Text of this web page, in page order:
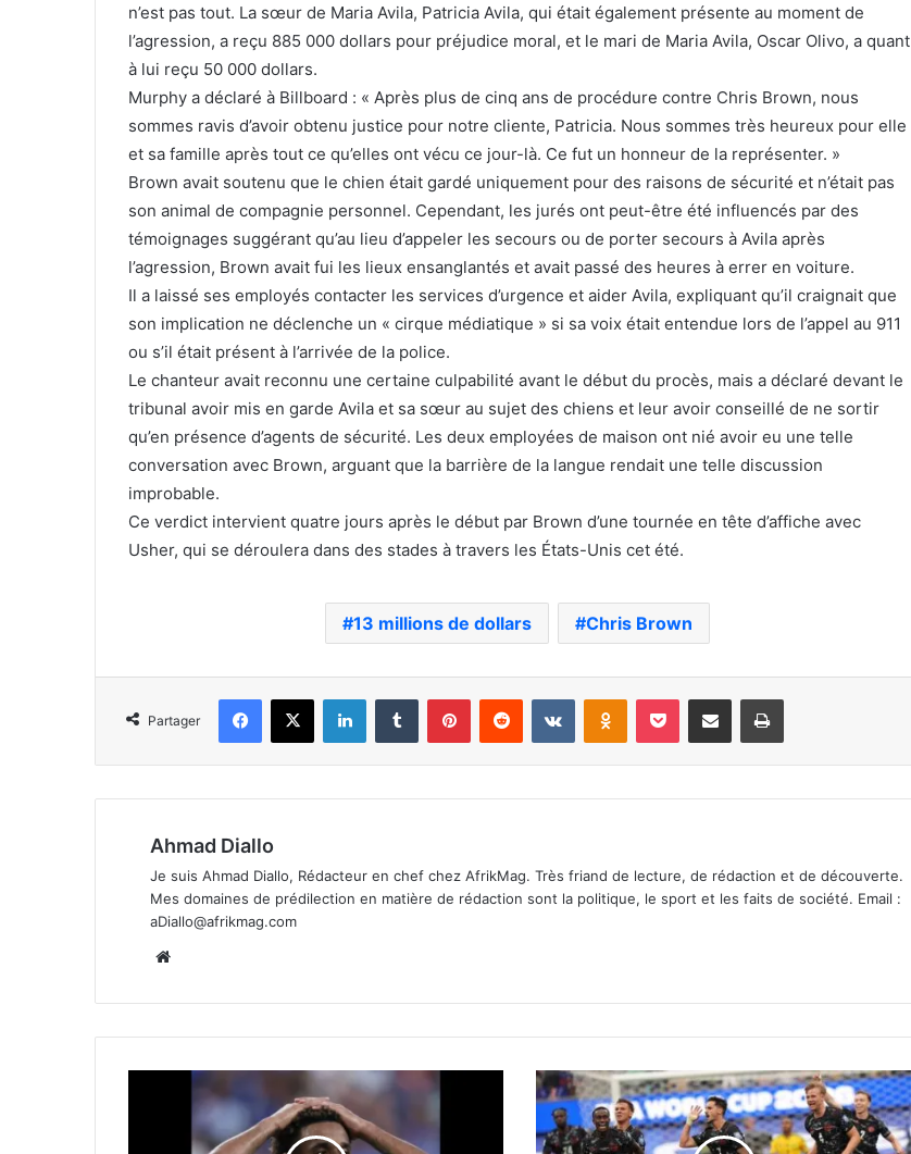
n’est pas tout. La sœur de Maria Avila, Patricia Avila, qui était également présente au moment de
l’agression, a reçu 885 000 dollars pour préjudice moral, et le mari de Maria Avila, Oscar Olivo, a quant
à lui reçu 50 000 dollars.
Murphy a déclaré à Billboard : « Après plus de cinq ans de procédure contre Chris Brown, nous
sommes ravis d’avoir obtenu justice pour notre cliente, Patricia. Nous sommes très heureux pour elle
et sa famille après tout ce qu’elles ont vécu ce jour-là. Ce fut un honneur de la représenter. »
Brown avait soutenu que le chien était gardé uniquement pour des raisons de sécurité et n’était pas
son animal de compagnie personnel. Cependant, les jurés ont peut-être été influencés par des
témoignages suggérant qu’au lieu d’appeler les secours ou de porter secours à Avila après
l’agression, Brown avait fui les lieux ensanglantés et avait passé des heures à errer en voiture.
Il a laissé ses employés contacter les services d’urgence et aider Avila, expliquant qu’il craignait que
son implication ne déclenche un « cirque médiatique » si sa voix était entendue lors de l’appel au 911
ou s’il était présent à l’arrivée de la police.
Le chanteur avait reconnu une certaine culpabilité avant le début du procès, mais a déclaré devant le
tribunal avoir mis en garde Avila et sa sœur au sujet des chiens et leur avoir conseillé de ne sortir
qu’en présence d’agents de sécurité. Les deux employées de maison ont nié avoir eu une telle
conversation avec Brown, arguant que la barrière de la langue rendait une telle discussion
improbable.
Ce verdict intervient quatre jours après le début par Brown d’une tournée en tête d’affiche avec
Usher, qui se déroulera dans des stades à travers les États-Unis cet été.
13 millions de dollars Chris Brown
Partager
Facebook
X LinkedinTumblr PinterestReddit VKontakteOdnoklassniki
Pocket Partager par email Imprimer
Ahmad Diallo
Je suis Ahmad Diallo, Rédacteur en chef chez AfrikMag. Très friand de lecture, de rédaction et de découverte.
Mes domaines de prédilection en matière de rédaction sont la politique, le sport et les faits de société. Email :
aDiallo@afrikmag.com